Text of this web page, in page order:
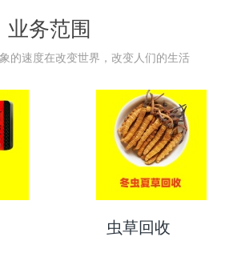
业务范围
的速度在改变世界，改变人们的生活
虫草回收